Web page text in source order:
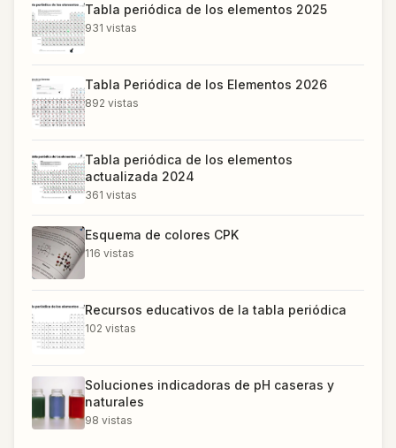
Tabla periódica de los elementos 2025
931 vistas
Tabla Periódica de los Elementos 2026
892 vistas
Tabla periódica de los elementos
actualizada 2024
361 vistas
Esquema de colores CPK
116 vistas
Recursos educativos de la tabla periódica
102 vistas
Soluciones indicadoras de pH caseras y
naturales
98 vistas